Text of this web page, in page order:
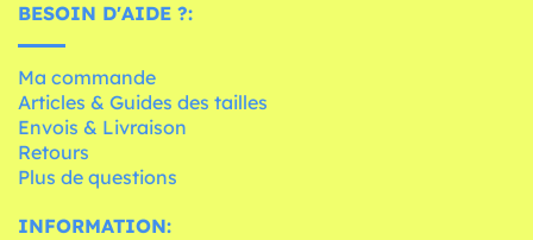
BESOIN D'AIDE ?:
Ma commande
Articles & Guides des tailles
Envois & Livraison
Retours
Plus de questions
INFORMATION: